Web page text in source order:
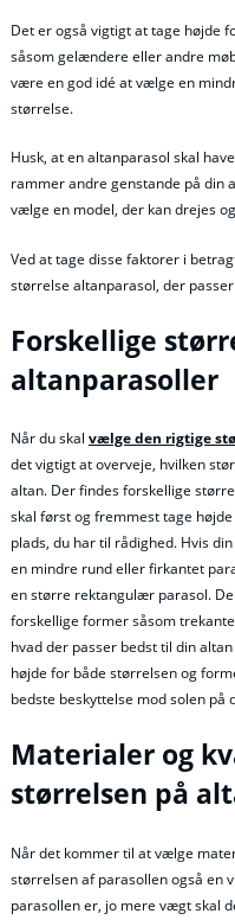
Det er også vigtigt at tage højde
såsom gelændere eller andre
være en god idé at vælge en
størrelse.
Husk, at en altanparasol skal
rammer andre genstande på din
vælge en model, der kan drejes
Ved at tage disse faktorer i
størrelse altanparasol, der
Forskellige
altanparasoller
Når du skal vælge den rigtige
det vigtigt at overveje, hvilken
altan. Der findes forskellige
skal først og fremmest tage
plads, du har til rådighed. Hvis
en mindre rund eller firkantet
en større rektangulær parasol.
forskellige former såsom
hvad der passer bedst til din
højde for både størrelsen og
bedste beskyttelse mod solen på
Materialer og
størrelsen på
Når det kommer til at vælge
størrelsen af parasollen også en
parasollen er, jo mere vægt skal